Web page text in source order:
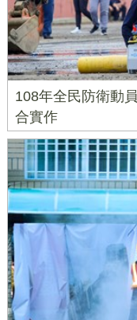
108年全民防衛動
合實作